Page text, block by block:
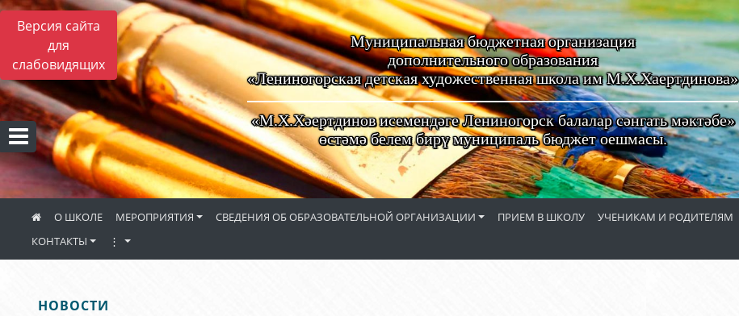
Версия сайта
для
слабовидящих
Муниципальная бюджетная организация
дополнительного образования
«Лениногорская детская художественная школа им М.Х.Хаертдинова»
«М.Х.Хәертдинов исемендәге Лениногорск балалар сәнгать мәктәбе»
өстәмә белем бирү муниципаль бюджет оешмасы.
О ШКОЛЕ МЕРОПРИЯТИЯ СВЕДЕНИЯ ОБ ОБРАЗОВАТЕЛЬНОЙ ОРГАНИЗАЦИИ ПРИЕМ В ШКОЛУ УЧЕНИКАМ И РОДИТЕЛЯМ
КОНТАКТЫ
⋮
НОВОСТИ